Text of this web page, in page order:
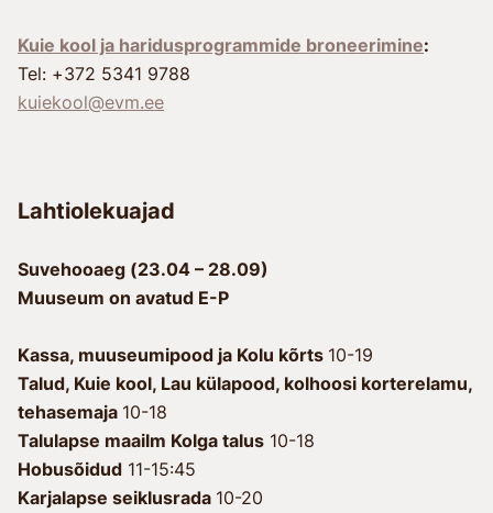
Kuie kool ja haridusprogrammide broneerimine:
Tel: +372 5341 9788
kuiekool@evm.ee
Lahtiolekuajad
Suvehooaeg (23.04 – 28.09)
Muuseum on avatud E-P
Kassa, muuseumipood ja Kolu kõrts 10-19
Talud, Kuie kool, Lau külapood, kolhoosi korterelamu,
tehasemaja 10-18
Talulapse maailm Kolga talus 10-18
Hobusõidud 11-15:45
Karjalapse seiklusrada 10-20